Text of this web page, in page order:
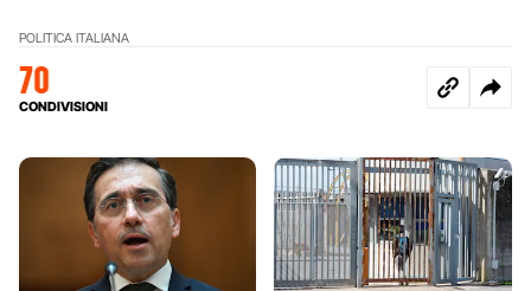
POLITICA ITALIANA
70
CONDIVISIONI